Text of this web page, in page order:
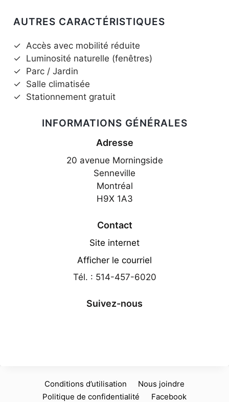
AUTRES CARACTÉRISTIQUES
✓ Accès avec mobilité réduite
✓ Luminosité naturelle (fenêtres)
✓ Parc / Jardin
✓ Salle climatisée
✓ Stationnement gratuit
INFORMATIONS GÉNÉRALES
Adresse
20 avenue Morningside
Senneville
Montréal
H9X 1A3
Contact
Site internet
Afficher le courriel
Tél. : 514-457-6020
Suivez-nous
Conditions d’utilisation
Nous joindre
Politique de confidentialité
Facebook